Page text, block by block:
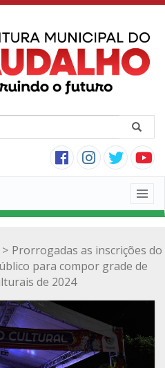
> Prorrogadas as inscrições do
para compor grade de
de 2024